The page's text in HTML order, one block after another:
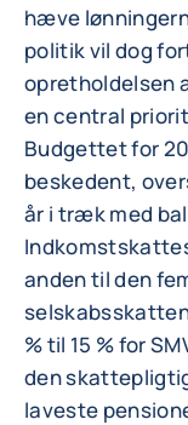
hæve
politik vil dog
opretholdelsen
en central
Budgettet for
beskedent,
år i træk med
anden til den
% til 15 % for
den
laveste